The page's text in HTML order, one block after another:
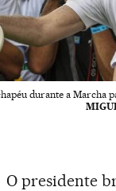
durante a Marcha
O presidente